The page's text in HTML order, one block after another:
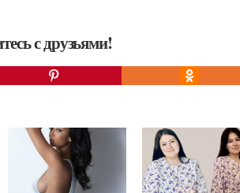
с друзьями!